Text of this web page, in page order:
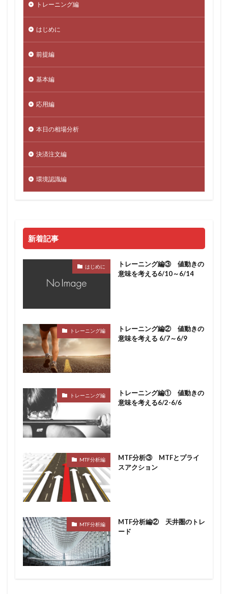
トレーニング編
はじめに
前提編
基本編
応用編
本日の相場分析
決済注文編
環境認識編
新着記事
はじめに
トレーニング編③ 値動きの
意味を考える6/10～6/14
トレーニング編
トレーニング編② 値動きの
意味を考える 6/7～6/9
トレーニング編
トレーニング編① 値動きの
意味を考える6/2-6/6
MTF分析編
MTF分析③ MTFとプライ
スアクション
MTF分析編
MTF分析編② 天井圏のトレ
ード